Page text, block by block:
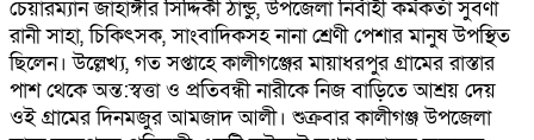
চেয়ারম্যান জাহাঙ্গীর সিদ্দিকী ঠান্ডু, উপজেলা নির্বাহী কর্মকর্তা সুবর্ণা
রানী সাহা, চিকিৎসক, সাংবাদিকসহ নানা শ্রেণী পেশার মানুষ উপস্থিত
ছিলেন। উল্লেখ্য, গত সপ্তাহে কালীগঞ্জের মায়াধরপুর গ্রামের রাস্তার
পাশ থেকে অন্ত:স্বত্তা ও প্রতিবন্ধী নারীকে নিজ বাড়িতে আশ্রয় দেয়
ওই গ্রামের দিনমজুর আমজাদ আলী। শুক্রবার কালীগঞ্জ উপজেলা